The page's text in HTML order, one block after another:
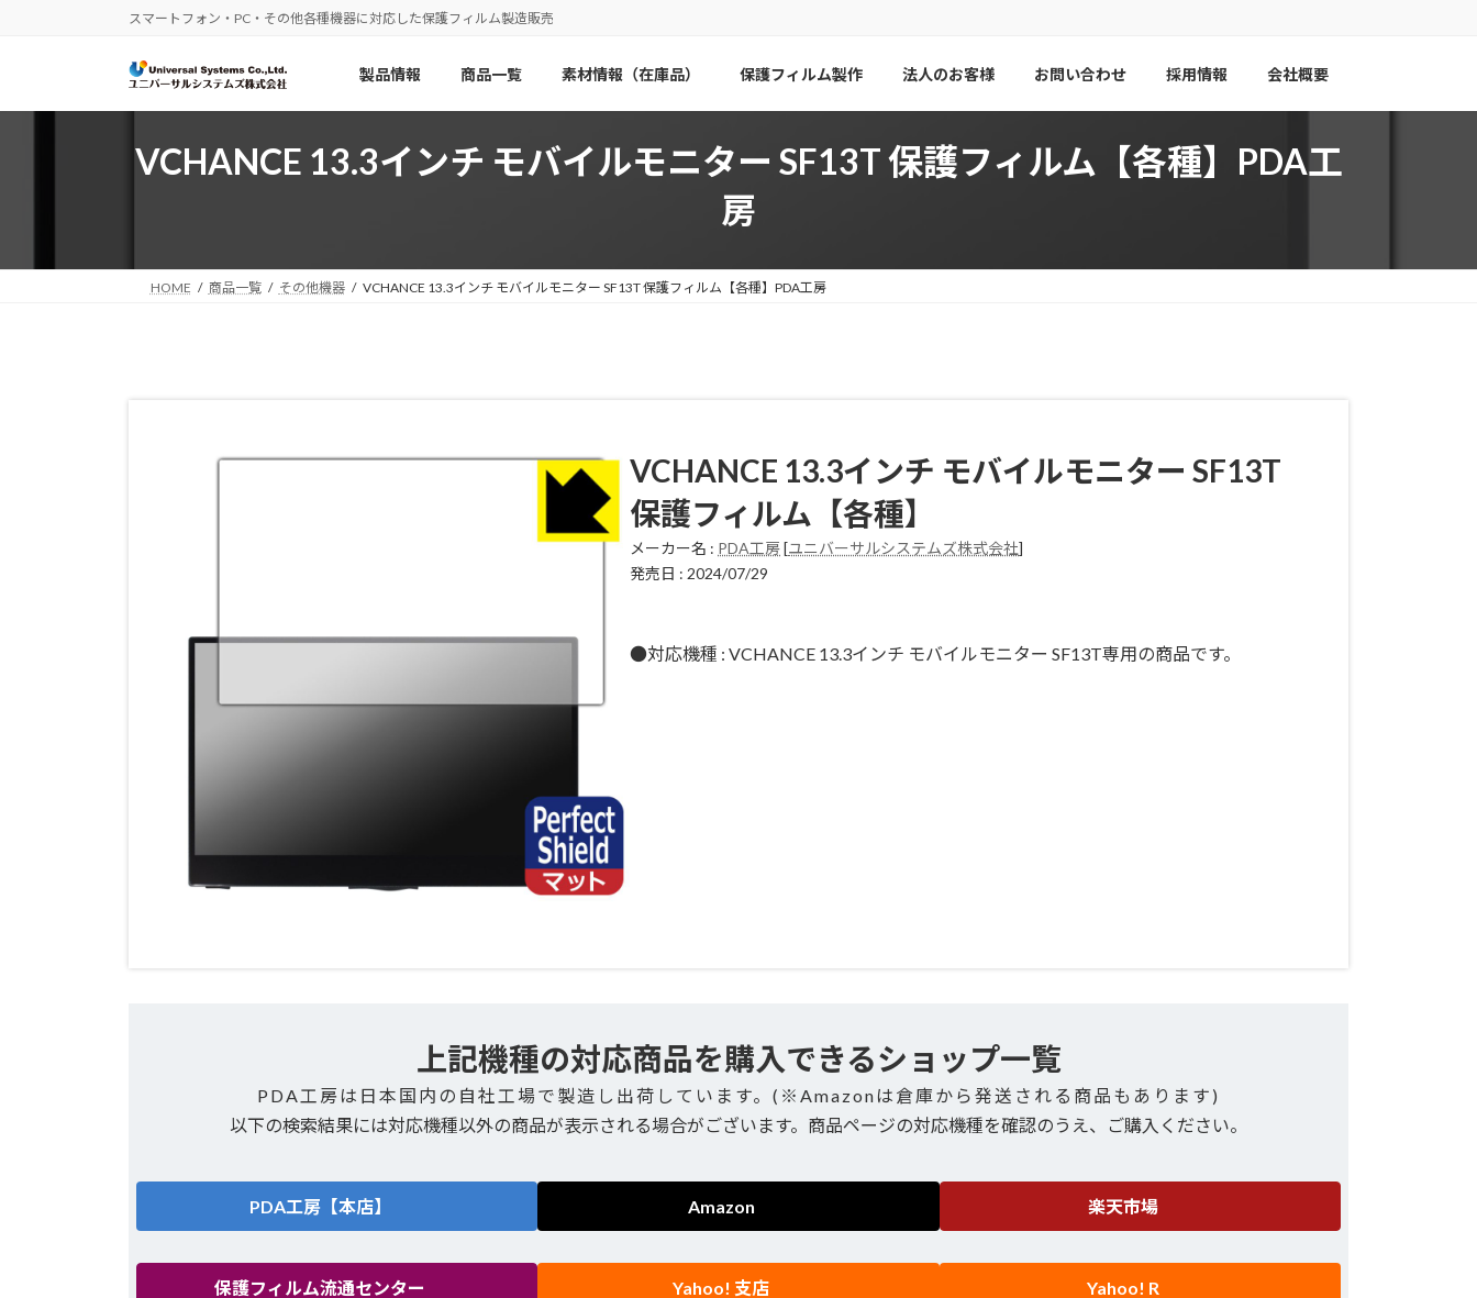
ツ
シ
スマートフォン・PC・その他各種機器に対応した保護フィルム製造販売
製品情報 商品一覧 素材情報（在庫品） 保護フィルム製作 法人のお客様 お問い合わせ 採用情報 会社概要
VCHANCE 13.3インチ モバイルモニター SF13T 保護フィルム【各種】PDA工
房
HOME 商品一覧 その他機器 VCHANCE 13.3インチ モバイルモニター SF13T 保護フィルム【各種】PDA工房
VCHANCE 13.3インチ モバイルモニター SF13T
保護フィルム【各種】
メーカー名 : PDA工房[ユニバーサルシステムズ株式会社]
発売日 : 2024/07/29
●対応機種 : VCHANCE 13.3インチ モバイルモニター SF13T専用の商品です。
上記機種の対応商品を購入できるショップ一覧
PDA工房は日本国内の自社工場で製造し出荷しています。(※Amazonは倉庫から発送される商品もあります)
以下の検索結果には対応機種以外の商品が表示される場合がございます。商品ページの対応機種を確認のうえ、ご購入ください。
PDA工房【本店】 Amazon 楽天市場
保護フィルム流通センター Yahoo! 支店 Yahoo! R